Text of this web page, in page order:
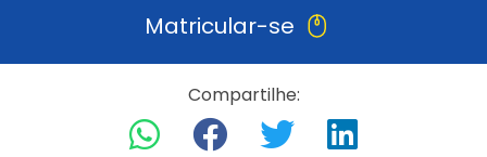
Matricular-se
Compartilhe: